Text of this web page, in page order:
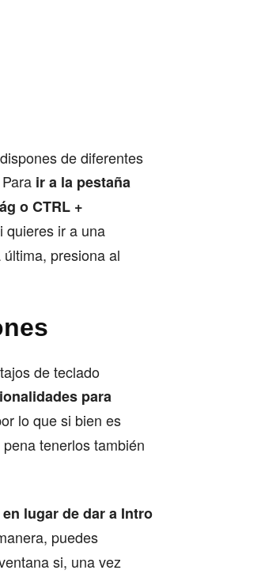
de diferentes
ir a la pestaña
o CTRL +
quieres ir a una
presiona al
de teclado
para
lo que si bien es
tenerlos también
lugar de dar a Intro
puedes
si, una vez